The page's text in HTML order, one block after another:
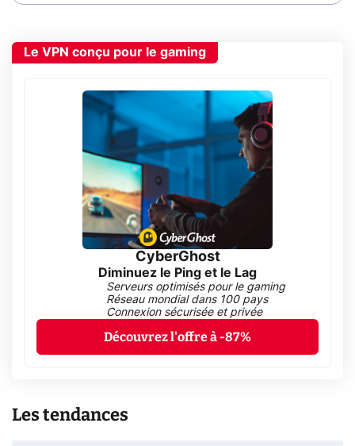
Le VPN conçu pour le gaming
CyberGhost
Diminuez le Ping et le Lag
Serveurs optimisés pour le gaming
Réseau mondial dans 100 pays
Connexion sécurisée et privée
Découvrez l'offre à -87%
Les tendances